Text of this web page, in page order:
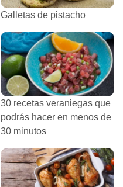
Galletas de pistacho
30 recetas veraniegas que
podrás hacer en menos de
30 minutos